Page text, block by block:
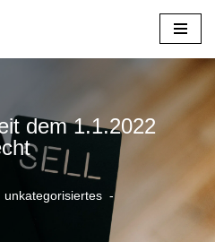
dem 1.1.2022
unkategorisiertes